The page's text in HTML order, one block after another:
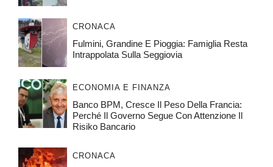
CRONACA
Fulmini, Grandine E Pioggia: Famiglia Resta
Intrappolata Sulla Seggiovia
ECONOMIA E FINANZA
Banco BPM, Cresce Il Peso Della Francia:
Perché Il Governo Segue Con Attenzione Il
Risiko Bancario
CRONACA